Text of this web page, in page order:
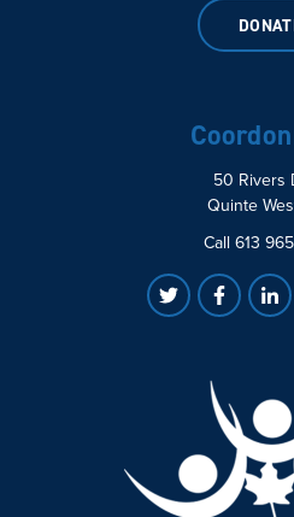
50 Rivers
Quinte
Call 613